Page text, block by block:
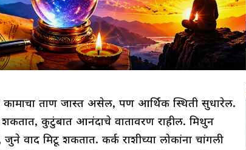
कामाचा ताण जास्त असेल, पण आर्थिक स्थिती सुधारेल.
कुटुंबात आनंदाचे वातावरण राहील. मिथुन
जुने वाद मिटू शकतात. कर्क राशीच्या लोकांना चांगली